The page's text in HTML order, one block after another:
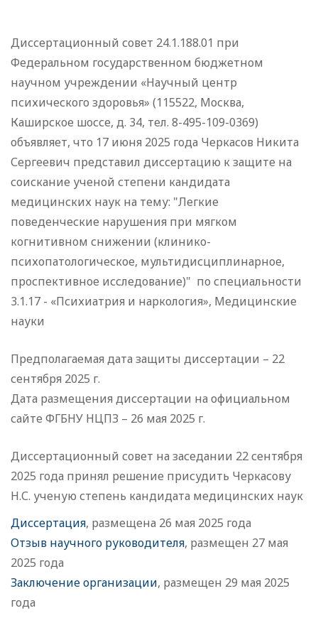
Диссертационный совет 24.1.188.01 при
Федеральном государственном бюджетном
научном учреждении «Научный центр
психического здоровья» (115522, Москва,
Каширское шоссе, д. 34, тел. 8-495-109-0369)
объявляет, что 17 июня 2025 года Черкасов Никита
Сергеевич представил диссертацию к защите на
соискание ученой степени кандидата
медицинских наук на тему: "Легкие
поведенческие нарушения при мягком
когнитивном снижении (клинико-
психопатологическое, мультидисциплинарное,
проспективное исследование)" по специальности
3.1.17 - «Психиатрия и наркология», Медицинские
науки
Предполагаемая дата защиты диссертации – 22
сентября 2025 г.
Дата размещения диссертации на официальном
сайте ФГБНУ НЦПЗ – 26 мая 2025 г.
Диссертационный совет на заседании 22 сентября
2025 года принял решение присудить Черкасову
Н.С. ученую степень кандидата медицинских наук
Диссертация, размещена 26 мая 2025 года
Отзыв научного руководителя, размещен 27 мая
2025 года
Заключение организации, размещен 29 мая 2025
года